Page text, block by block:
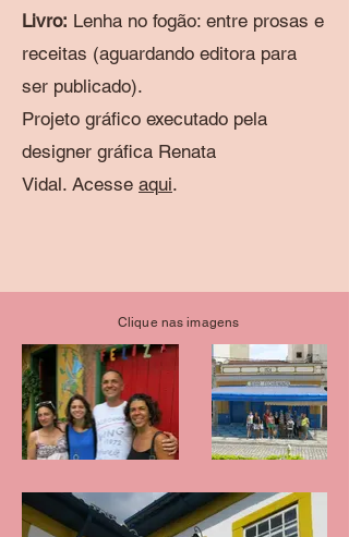
Livro: Lenha no fogão: entre prosas e
receitas (aguardando editora para
ser publicado).
Projeto gráfico executado pela
designer gráfica Renata
Vidal. Acesse aqui.
Clique nas imagens